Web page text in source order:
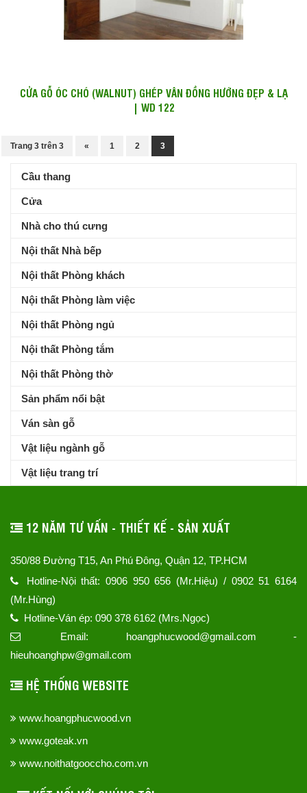
CỬA GỖ ÓC CHÓ (WALNUT) GHÉP VÂN ĐỒNG HƯỚNG ĐẸP & LẠ
| WD 122
Trang 3 trên 3 « 1 2 3
Cầu thang
Cửa
Nhà cho thú cưng
Nội thất Nhà bếp
Nội thất Phòng khách
Nội thất Phòng làm việc
Nội thất Phòng ngủ
Nội thất Phòng tắm
Nội thất Phòng thờ
Sản phẩm nổi bật
Ván sàn gỗ
Vật liệu ngành gỗ
Vật liệu trang trí
12 NĂM TƯ VẤN - THIẾT KẾ - SẢN XUẤT
350/88 Đường T15, An Phú Đông, Quận 12, TP.HCM
Hotline-Nội thất: 0906 950 656 (Mr.Hiệu) / 0902 51 6164
(Mr.Hùng)
Hotline-Ván ép: 090 378 6162 (Mrs.Ngọc)
Email: hoangphucwood@gmail.com -
hieuhoanghpw@gmail.com
HỆ THỐNG WEBSITE
www.hoangphucwood.vn
www.goteak.vn
www.noithatgooccho.com.vn